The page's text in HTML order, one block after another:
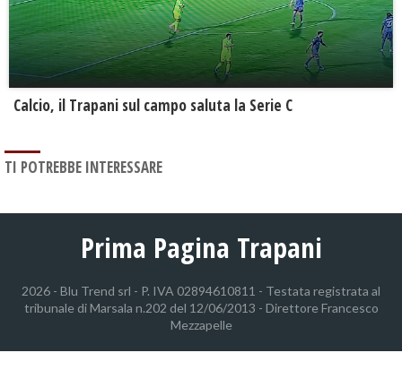
Calcio, il Trapani sul campo saluta la Serie C
TI POTREBBE INTERESSARE
Prima Pagina Trapani
2026 - Blu Trend srl - P. IVA 02894610811 - Testata registrata al
tribunale di Marsala n.202 del 12/06/2013 - Direttore Francesco
Mezzapelle